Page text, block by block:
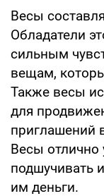
Весы
Обладатели
сильным
вещам,
Также весы
для
приглашений
Весы
подшучивать
им деньги.